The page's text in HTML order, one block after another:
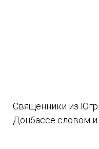
Священники из
Донбассе словом